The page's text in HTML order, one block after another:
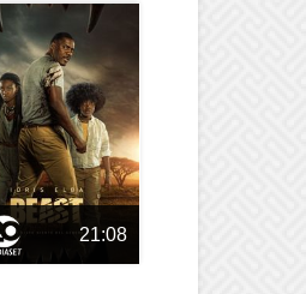
21:08